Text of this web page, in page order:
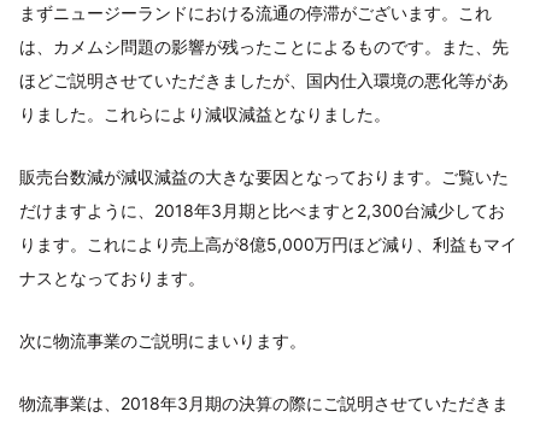
まずニュージーランドにおける流通の停滞がございます。これ
は、カメムシ問題の影響が残ったことによるものです。また、先
ほどご説明させていただきましたが、国内仕入環境の悪化等があ
りました。これらにより減収減益となりました。
販売台数減が減収減益の大きな要因となっております。ご覧いた
だけますように、2018年3月期と比べますと2,300台減少してお
ります。これにより売上高が8億5,000万円ほど減り、利益もマイ
ナスとなっております。
次に物流事業のご説明にまいります。
物流事業は、2018年3月期の決算の際にご説明させていただきま